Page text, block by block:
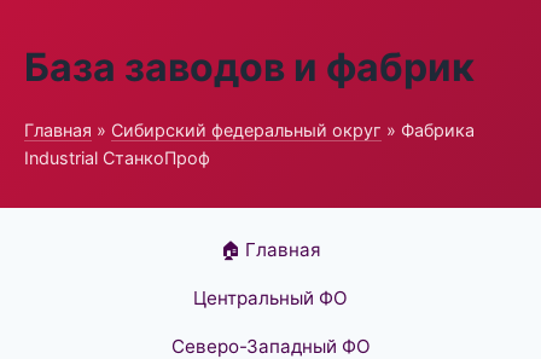
База заводов и фабрик
Главная » Сибирский федеральный округ » Фабрика
Industrial СтанкоПроф
🏠 Главная
Центральный ФО
Северо-Западный ФО